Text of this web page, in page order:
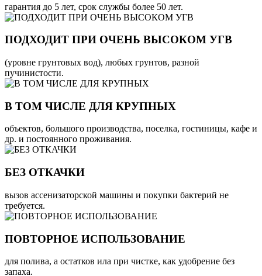
гарантия до 5 лет, срок службы более 50 лет.
ПОДХОДИТ ПРИ ОЧЕНЬ ВЫСОКОМ УГВ
(уровне грунтовых вод), любых грунтов, разной
пучинистости.
В ТОМ ЧИСЛЕ ДЛЯ КРУПНЫХ
объектов, большого производства, поселка, гостиницы, кафе и
др. и постоянного проживания.
БЕЗ ОТКАЧКИ
вызов ассенизаторской машины и покупки бактерий не
требуется.
ПОВТОРНОЕ ИСПОЛЬЗОВАНИЕ
для полива, а остатков ила при чистке, как удобрение без
запаха.